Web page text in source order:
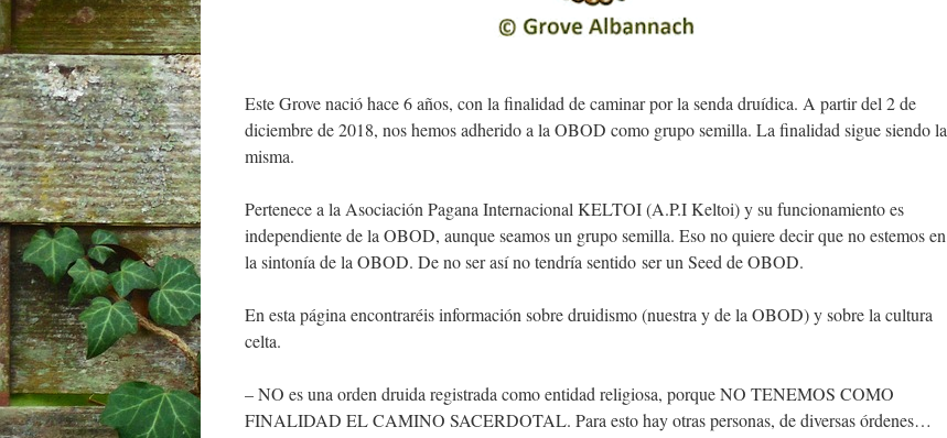
Este Grove nació hace 6 años, con la finalidad de caminar por la senda druídica. A partir del 2 de
diciembre de 2018, nos hemos adherido a la OBOD como grupo semilla. La finalidad sigue siendo la
misma.
Pertenece a la Asociación Pagana Internacional KELTOI (A.P.I Keltoi) y su funcionamiento es
independiente de la OBOD, aunque seamos un grupo semilla. Eso no quiere decir que no estemos en
la sintonía de la OBOD. De no ser así no tendría sentido ser un Seed de OBOD.
En esta página encontraréis información sobre druidismo (nuestra y de la OBOD) y sobre la cultura
celta.
– NO es una orden druida registrada como entidad religiosa, porque NO TENEMOS COMO
FINALIDAD EL CAMINO SACERDOTAL. Para esto hay otras personas, de diversas órdenes…